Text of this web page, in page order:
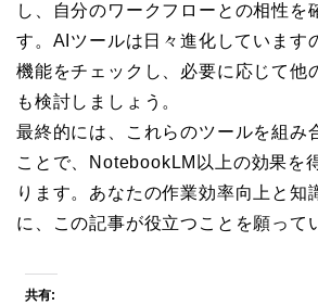
し、自分のワークフローとの相性を
す。AIツールは日々進化しています
機能をチェックし、必要に応じて他
も検討しましょう。
最終的には、これらのツールを組み
ことで、NotebookLM以上の効果を
ります。あなたの作業効率向上と知
に、この記事が役立つことを願って
共有: